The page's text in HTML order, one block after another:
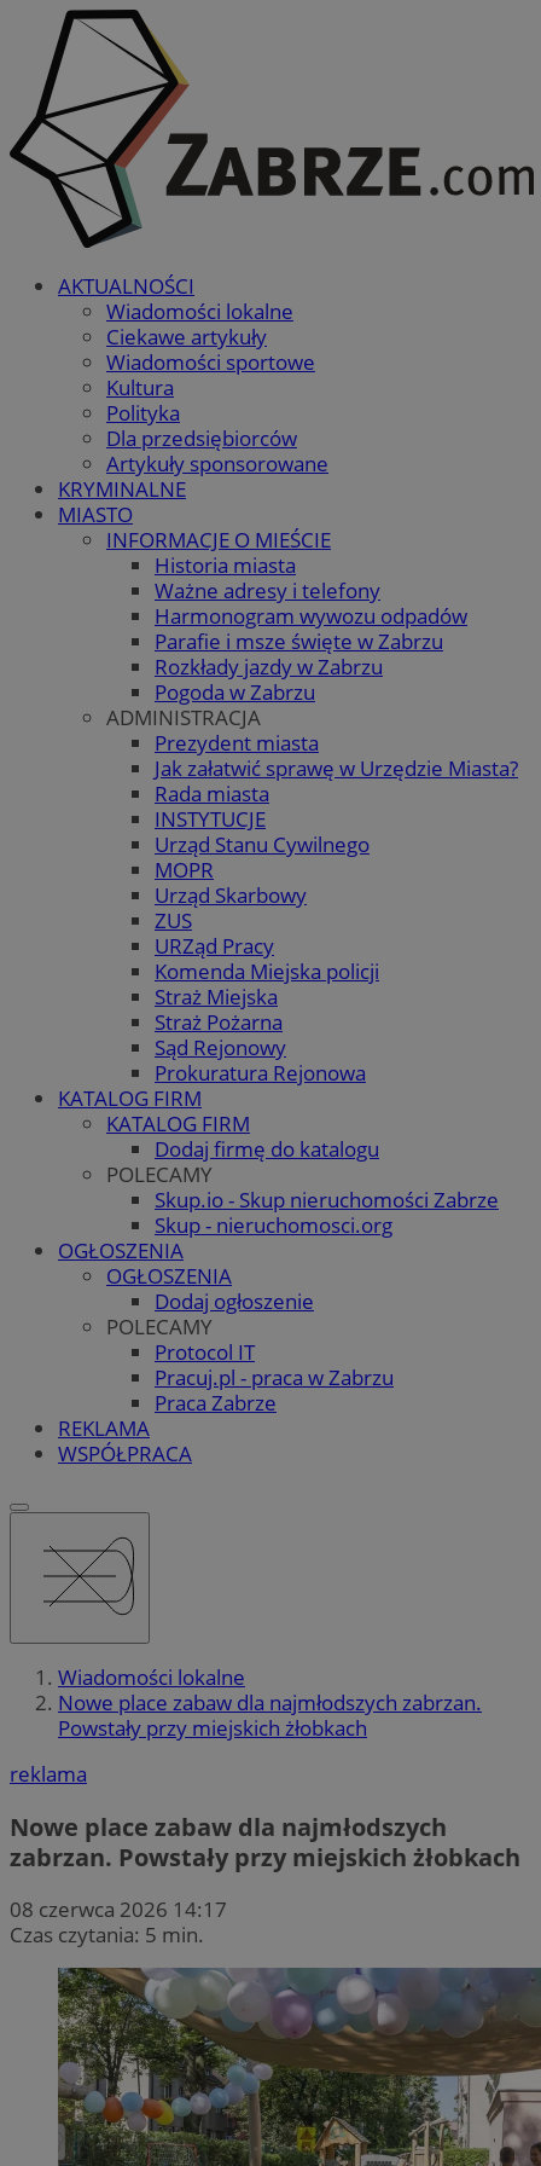
AKTUALNOŚCI
Wiadomości lokalne
Ciekawe artykuły
Wiadomości sportowe
Kultura
Polityka
Dla przedsiębiorców
Artykuły sponsorowane
KRYMINALNE
MIASTO
INFORMACJE O MIEŚCIE
Historia miasta
Ważne adresy i telefony
Harmonogram wywozu odpadów
Parafie i msze święte w Zabrzu
Rozkłady jazdy w Zabrzu
Pogoda w Zabrzu
ADMINISTRACJA
Prezydent miasta
Jak załatwić sprawę w Urzędzie Miasta?
Rada miasta
INSTYTUCJE
Urząd Stanu Cywilnego
MOPR
Urząd Skarbowy
ZUS
URZąd Pracy
Komenda Miejska policji
Straż Miejska
Straż Pożarna
Sąd Rejonowy
Prokuratura Rejonowa
KATALOG FIRM
KATALOG FIRM
Dodaj firmę do katalogu
POLECAMY
Skup.io - Skup nieruchomości Zabrze
Skup - nieruchomosci.org
OGŁOSZENIA
OGŁOSZENIA
Dodaj ogłoszenie
POLECAMY
Protocol IT
Pracuj.pl - praca w Zabrzu
Praca Zabrze
REKLAMA
WSPÓŁPRACA
Wiadomości lokalne
Nowe place zabaw dla najmłodszych zabrzan.
Powstały przy miejskich żłobkach
reklama
Nowe place zabaw dla najmłodszych
zabrzan. Powstały przy miejskich żłobkach
08 czerwca 2026 14:17
Czas czytania: 5 min.